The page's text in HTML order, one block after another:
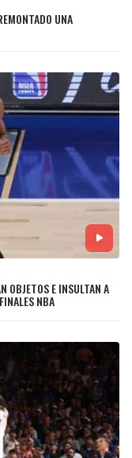
UNA
OBJETOS E INSULTAN A
NBA